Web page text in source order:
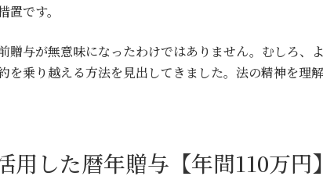
です。
贈与が無意味になったわけではありません。むしろ
を乗り越える方法を見出してきました。法の精神を
用した暦年贈与【年間110万円】